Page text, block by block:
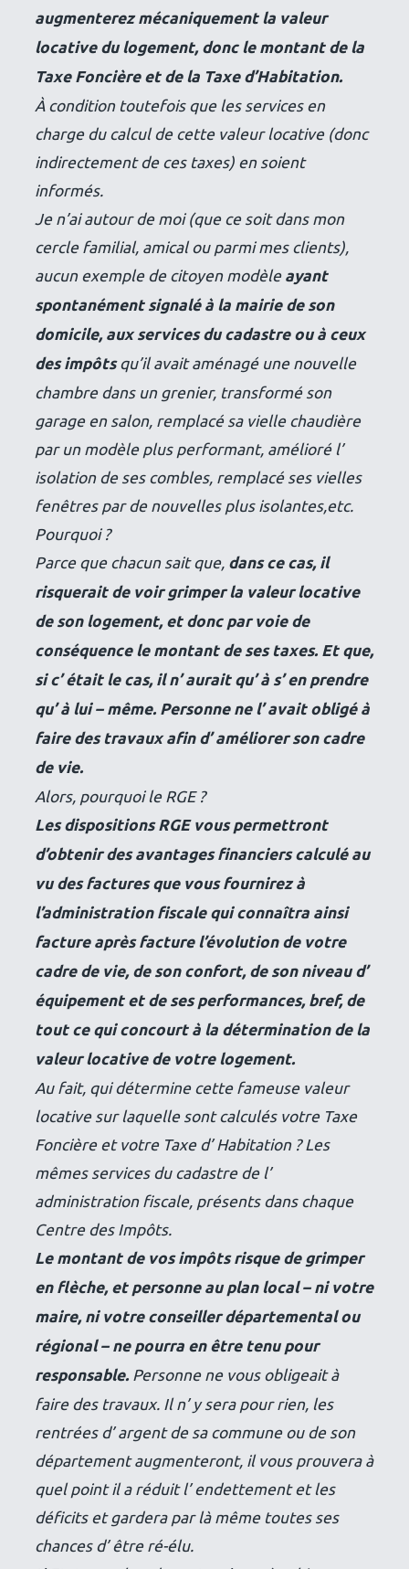
augmenterez mécaniquement la valeur
locative du logement, donc le montant de la
Taxe Foncière et de la Taxe d’Habitation.
À condition toutefois que les services en
charge du calcul de cette valeur locative (donc
indirectement de ces taxes) en soient
informés.
Je n’ai autour de moi (que ce soit dans mon
cercle familial, amical ou parmi mes clients),
aucun exemple de citoyen modèleayant
spontanément signalé à la mairie de son
domicile, aux services du cadastre ou à ceux
des impôtsqu’il avait aménagé une nouvelle
chambre dans un grenier, transformé son
garage en salon, remplacé sa vielle chaudière
par un modèle plus performant, amélioré l’
isolation de ses combles, remplacé ses vielles
fenêtres par de nouvelles plus isolantes,etc.
Pourquoi ?
Parce que chacun sait que, dans ce cas, il
risquerait de voir grimper la valeur locative
de son logement, et donc par voie de
conséquence le montant de ses taxes. Et que,
si c’ était le cas, il n’ aurait qu’ à s’ en prendre
qu’ à lui – même. Personne ne l’ avait obligé à
faire des travaux afin d’ améliorer son cadre
de vie.
Alors, pourquoi le RGE ?
Les dispositions RGE vous permettront
d’obtenir des avantages financiers calculé au
vu des factures que vous fournirez à
l’administration fiscale qui connaîtra ainsi
facture après facture l’évolution de votre
cadre de vie, de son confort, de son niveau d’
équipement et de ses performances, bref, de
tout ce qui concourt à la détermination de la
valeur locative de votre logement.
Au fait, qui détermine cette fameuse valeur
locative sur laquelle sont calculés votre Taxe
Foncière et votre Taxe d’ Habitation ? Les
mêmes services du cadastre de l’
administration fiscale, présents dans chaque
Centre des Impôts.
Le montant de vos impôts risque de grimper
en flèche, et personne au plan local – ni votre
maire, ni votre conseiller départemental ou
régional – ne pourra en être tenu pour
responsable. Personne ne vous obligeait à
faire des travaux. Il n’ y sera pour rien, les
rentrées d’ argent de sa commune ou de son
département augmenteront, il vous prouvera à
quel point il a réduit l’ endettement et les
déficits et gardera par là même toutes ses
chances d’ être ré-élu.